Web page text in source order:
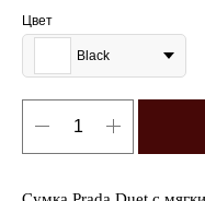
Цвет
Black